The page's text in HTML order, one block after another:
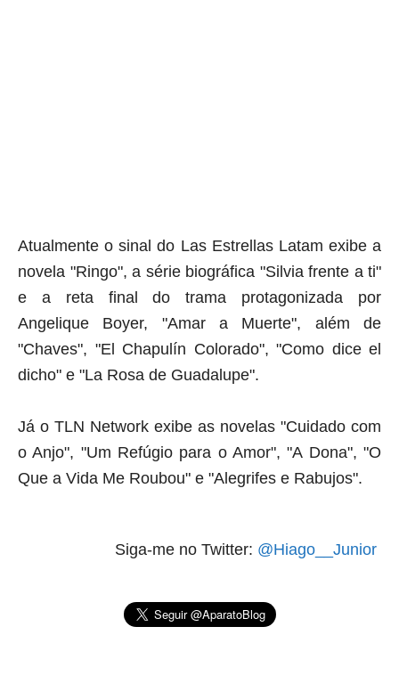
Atualmente o sinal do Las Estrellas Latam exibe a
novela "Ringo", a série biográfica "Silvia frente a ti"
e a reta final do trama protagonizada por
Angelique Boyer, "Amar a Muerte", além de
"Chaves", "El Chapulín Colorado", "Como dice el
dicho" e "La Rosa de Guadalupe".
Já o TLN Network exibe as novelas "Cuidado com
o Anjo", "Um Refúgio para o Amor", "A Dona", "O
Que a Vida Me Roubou" e "Alegrifes e Rabujos".
Siga-me no Twitter: @Hiago__Junior